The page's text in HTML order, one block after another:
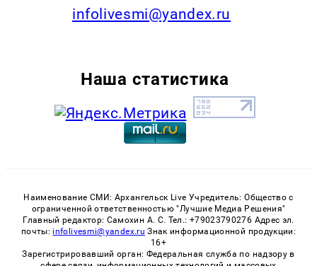
infolivesmi@yandex.ru
Наша статистика
Наименование СМИ: Архангельск Live Учредитель: Общество с
ограниченной ответственностью "Лучшие Медиа Решения"
Главный редактор: Самохин А. С. Тел.: +79023790276 Адрес эл.
почты: infolivesmi@yandex.ru Знак информационной продукции:
16+
Зарегистрировавший орган: Федеральная служба по надзору в